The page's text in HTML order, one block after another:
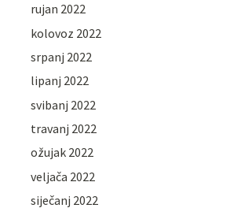
rujan 2022
kolovoz 2022
srpanj 2022
lipanj 2022
svibanj 2022
travanj 2022
ožujak 2022
veljača 2022
siječanj 2022